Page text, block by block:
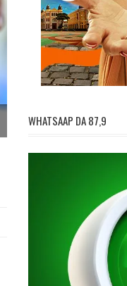
WHATSAAP DA 87,9